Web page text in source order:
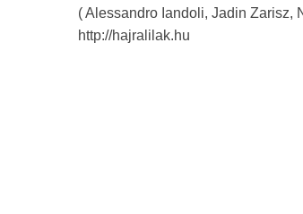
( Alessandro Iandoli, Jadin Zarisz,
http://hajralilak.hu